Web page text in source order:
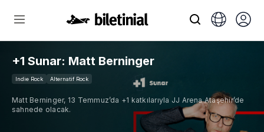
+1 Sunar: Matt Berninger
Indie Rock Alternatif Rock
Matt Berninger, 13 Temmuz’da +1 katkılarıyla JJ Arena Ataşehir’de
sahnede olacak.